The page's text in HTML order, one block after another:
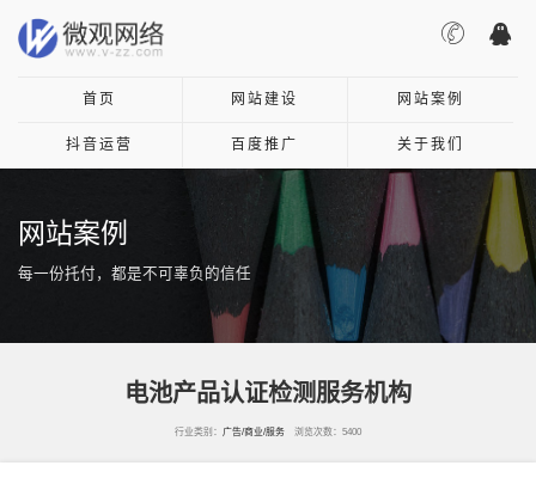
首页 网站建设 网站案例
抖音运营 百度推广 关于我们
网站案例
每一份托付，都是不可辜负的信任
电池产品认证检测服务机构
行业类别： 广告/商业/服务 浏览次数：5400